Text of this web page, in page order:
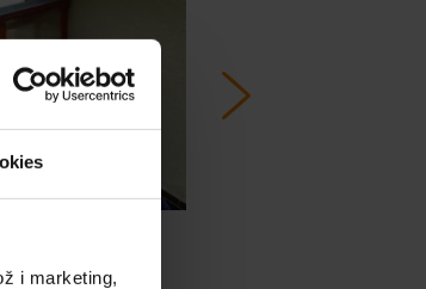
i marketing,